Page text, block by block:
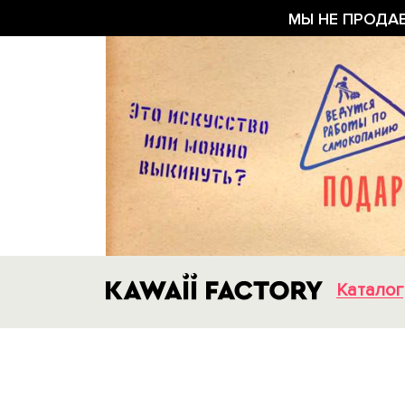
МЫ НЕ
Каталог